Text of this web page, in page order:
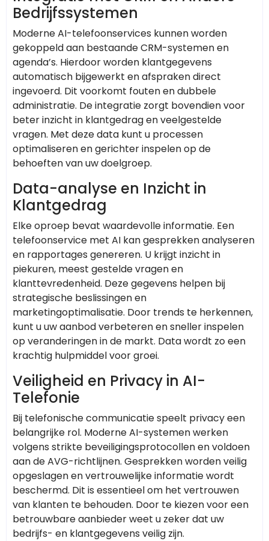
Bedrijfssystemen
Moderne AI-telefoonservices kunnen worden
gekoppeld aan bestaande CRM-systemen en
agenda’s. Hierdoor worden klantgegevens
automatisch bijgewerkt en afspraken direct
ingevoerd. Dit voorkomt fouten en dubbele
administratie. De integratie zorgt bovendien voor
beter inzicht in klantgedrag en veelgestelde
vragen. Met deze data kunt u processen
optimaliseren en gerichter inspelen op de
behoeften van uw doelgroep.
Data-analyse en Inzicht in
Klantgedrag
Elke oproep bevat waardevolle informatie. Een
telefoonservice met AI kan gesprekken analyseren
en rapportages genereren. U krijgt inzicht in
piekuren, meest gestelde vragen en
klanttevredenheid. Deze gegevens helpen bij
strategische beslissingen en
marketingoptimalisatie. Door trends te herkennen,
kunt u uw aanbod verbeteren en sneller inspelen
op veranderingen in de markt. Data wordt zo een
krachtig hulpmiddel voor groei.
Veiligheid en Privacy in AI-
Telefonie
Bij telefonische communicatie speelt privacy een
belangrijke rol. Moderne AI-systemen werken
volgens strikte beveiligingsprotocollen en voldoen
aan de AVG-richtlijnen. Gesprekken worden veilig
opgeslagen en vertrouwelijke informatie wordt
beschermd. Dit is essentieel om het vertrouwen
van klanten te behouden. Door te kiezen voor een
betrouwbare aanbieder weet u zeker dat uw
bedrijfs- en klantgegevens veilig zijn.